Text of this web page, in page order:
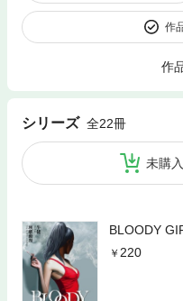
作
作
シリーズ 全22冊
未購
BLOODY
220